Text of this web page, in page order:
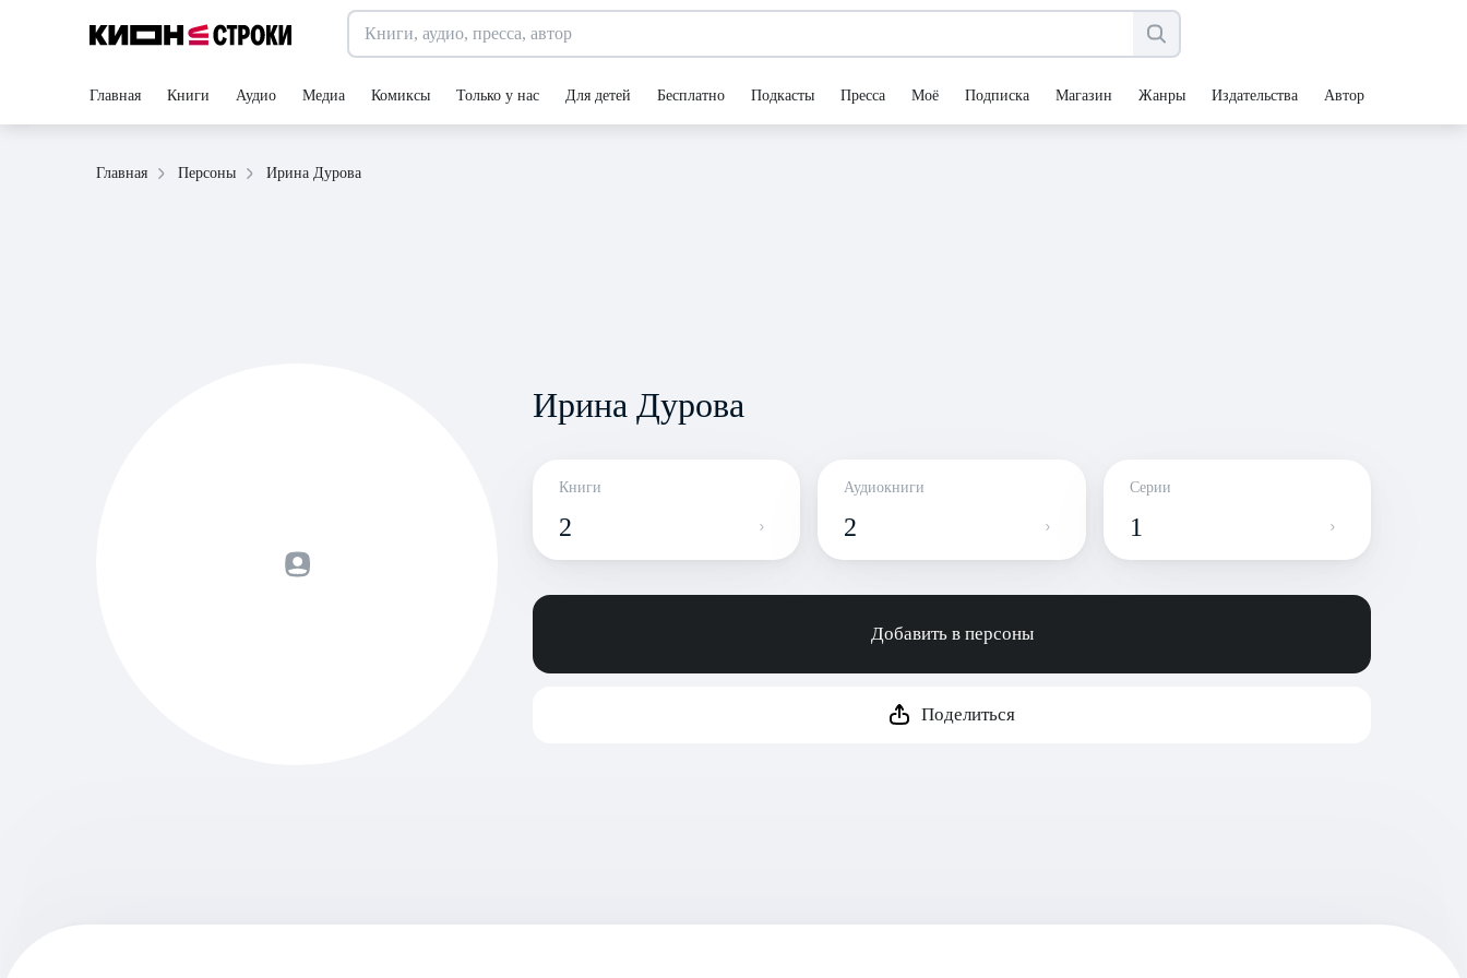
Главная Книги Аудио Медиа Комиксы Только у нас Для детей Бесплатно Подкасты Пресса Моё Подписка Магазин Жанры Издательства Авторы
Главная Персоны Ирина Дурова
Ирина Дурова
Книги
2
Аудиокниги
2
Серии
1
Добавить в персоны
Поделиться